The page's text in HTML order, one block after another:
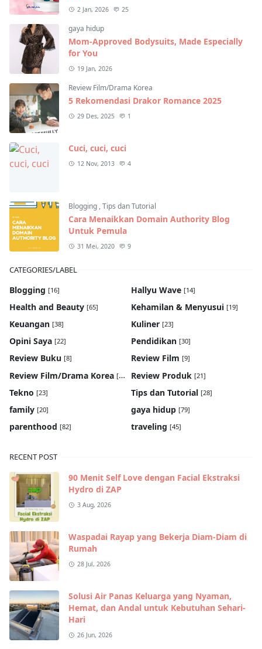
2 Jan, 2026 25
gaya hidup
Mom-Approved Bodysuits, Made Especially
for You
19 Jan, 2026
Review Film/Drama Korea
5 Rekomendasi Drakor Romance 2025
29 Des, 2025 1
Cuci, cuci, cuci
12 Nov, 2013 4
Blogging ,Tips dan Tutorial
Cara Menaikkan Domain Authority Blog
Untuk Pemula
31 Mei, 2020 9
CATEGORIES/LABEL
Blogging [16] Hallyu Wave [14]
Health and Beauty [65] Kehamilan & Menyusui [19]
Keuangan [38] Kuliner [23]
Opini Saya [22] Pendidikan [30]
Review Buku [8] Review Film [9]
Review Film/Drama Korea [22] Review Produk [21]
Tekno [23] Tips dan Tutorial [28]
family [20] gaya hidup [79]
parenthood [82] traveling [45]
RECENT POST
90 Menit Self Love dengan Facial Ekstraksi
Hydro di ZAP
3 Aug, 2026
Waspadai Rayap yang Bekerja Diam-Diam di
Rumah
28 Jul, 2026
Solusi Air Panas Keluarga yang Nyaman,
Hemat, dan Andal untuk Kebutuhan Sehari-
Hari
26 Jun, 2026